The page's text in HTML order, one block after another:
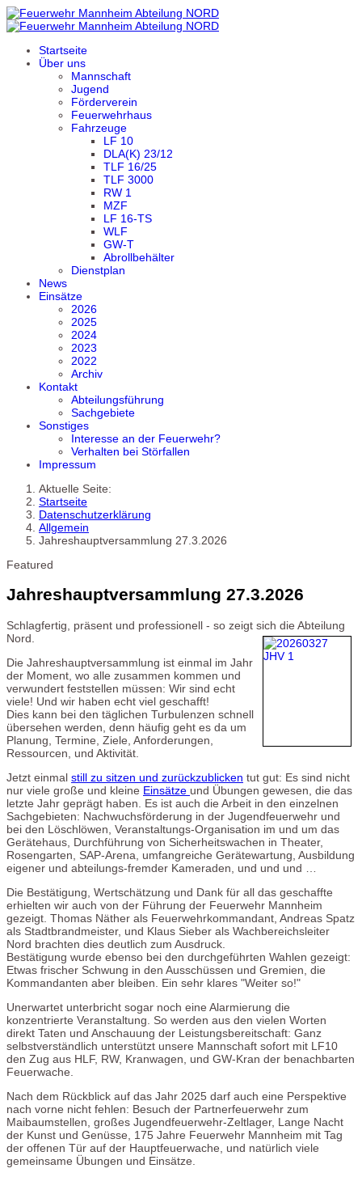
Startseite
Über uns
Mannschaft
Jugend
Förderverein
Feuerwehrhaus
Fahrzeuge
LF 10
DLA(K) 23/12
TLF 16/25
TLF 3000
RW 1
MZF
LF 16-TS
WLF
GW-T
Abrollbehälter
Dienstplan
News
Einsätze
2026
2025
2024
2023
2022
Archiv
Kontakt
Abteilungsführung
Sachgebiete
Sonstiges
Interesse an der Feuerwehr?
Verhalten bei Störfallen
Impressum
Aktuelle Seite:
Startseite
Datenschutzerklärung
Allgemein
Jahreshauptversammlung 27.3.2026
Featured
Jahreshauptversammlung 27.3.2026
Schlagfertig, präsent und professionell - so zeigt sich die Abteilung
Nord.
Die Jahreshauptversammlung ist einmal im Jahr
der Moment, wo alle zusammen kommen und
verwundert feststellen müssen: Wir sind echt
viele! Und wir haben echt viel geschafft!
Dies kann bei den täglichen Turbulenzen schnell
übersehen werden, denn häufig geht es da um
Planung, Termine, Ziele, Anforderungen,
Ressourcen, und Aktivität.
Jetzt einmal still zu sitzen und zurückzublicken tut gut: Es sind nicht
nur viele große und kleine Einsätze und Übungen gewesen, die das
letzte Jahr geprägt haben. Es ist auch die Arbeit in den einzelnen
Sachgebieten: Nachwuchsförderung in der Jugendfeuerwehr und
bei den Löschlöwen, Veranstaltungs-Organisation im und um das
Gerätehaus, Durchführung von Sicherheitswachen in Theater,
Rosengarten, SAP-Arena, umfangreiche Gerätewartung, Ausbildung
eigener und abteilungs-fremder Kameraden, und und und …
Die Bestätigung, Wertschätzung und Dank für all das geschaffte
erhielten wir auch von der Führung der Feuerwehr Mannheim
gezeigt. Thomas Näther als Feuerwehrkommandant, Andreas Spatz
als Stadtbrandmeister, und Klaus Sieber als Wachbereichsleiter
Nord brachten dies deutlich zum Ausdruck.
Bestätigung wurde ebenso bei den durchgeführten Wahlen gezeigt:
Etwas frischer Schwung in den Ausschüssen und Gremien, die
Kommandanten aber bleiben. Ein sehr klares "Weiter so!"
Unerwartet unterbricht sogar noch eine Alarmierung die
konzentrierte Veranstaltung. So werden aus den vielen Worten
direkt Taten und Anschauung der Leistungsbereitschaft: Ganz
selbstverständlich unterstützt unsere Mannschaft sofort mit LF10
den Zug aus HLF, RW, Kranwagen, und GW-Kran der benachbarten
Feuerwache.
Nach dem Rückblick auf das Jahr 2025 darf auch eine Perspektive
nach vorne nicht fehlen: Besuch der Partnerfeuerwehr zum
Maibaumstellen, großes Jugendfeuerwehr-Zeltlager, Lange Nacht
der Kunst und Genüsse, 175 Jahre Feuerwehr Mannheim mit Tag
der offenen Tür auf der Hauptfeuerwache, und natürlich viele
gemeinsame Übungen und Einsätze.